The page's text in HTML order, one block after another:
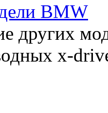
BMW
других
x-